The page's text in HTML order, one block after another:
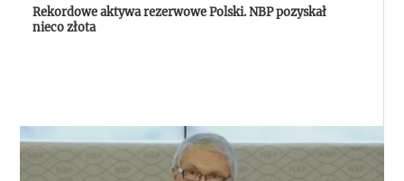
Rekordowe aktywa rezerwowe Polski. NBP pozyskał
nieco złota